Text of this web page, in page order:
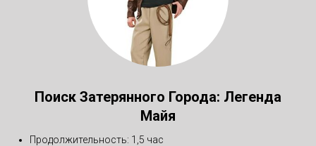
Поиск Затерянного Города: Легенда
Майя
Продолжительность: 1,5 час